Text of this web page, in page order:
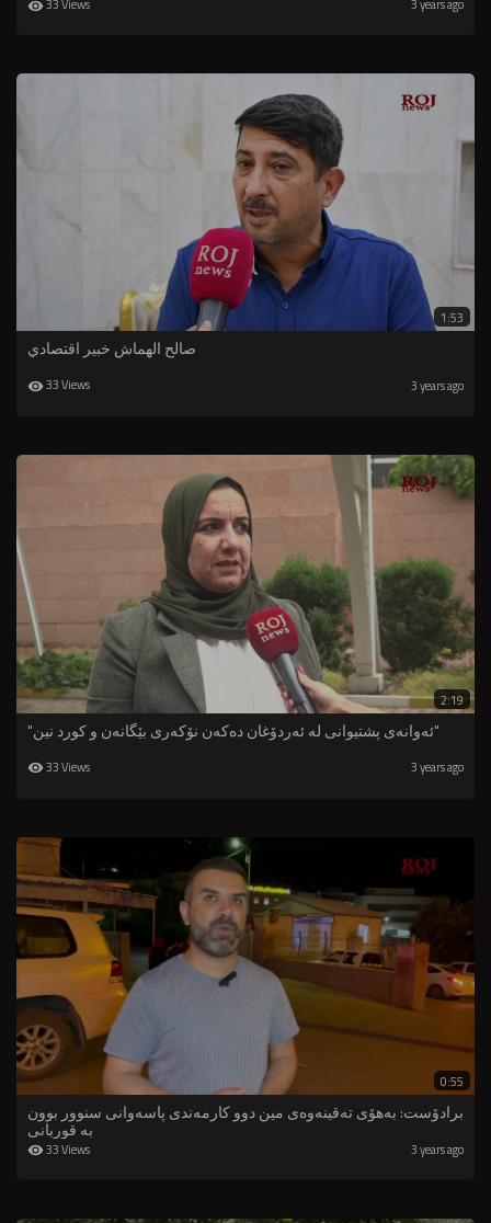
33 Views 3 years ago
1:53
صالح الهماش خبير اقتصادي
33 Views 3 years ago
2:19
"ئەوانەی پشتیوانی لە ئەردۆغان دەکەن نۆکەری بێگانەن و کورد نین"
33 Views 3 years ago
0:55
برادۆست: بەهۆی تەقینەوەی مین دوو کارمەندی پاسەوانی سنوور بوون
بە قوربانی
33 Views 3 years ago